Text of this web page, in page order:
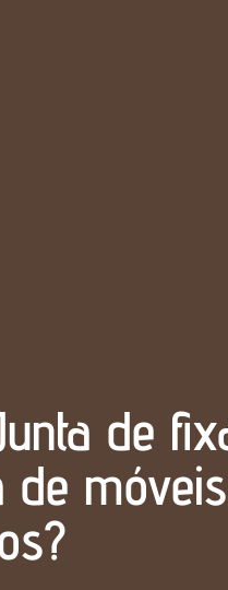
de
móveis